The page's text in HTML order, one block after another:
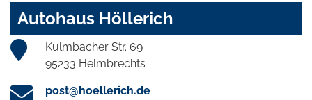
Autohaus Höllerich
Kulmbacher Str. 69
95233 Helmbrechts
post@hoellerich.de